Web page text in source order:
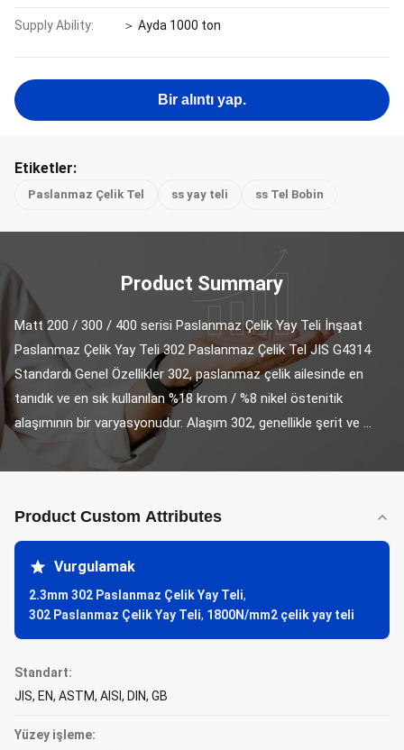
Supply Ability: ＞ Ayda 1000 ton
Bir alıntı yap.
Etiketler:
Paslanmaz Çelik Tel ss yay teli ss Tel Bobin
Product Summary
Matt 200 / 300 / 400 serisi Paslanmaz Çelik Yay Teli İnşaat
Paslanmaz Çelik Yay Teli 302 Paslanmaz Çelik Tel JIS G4314
Standardı Genel Özellikler 302, paslanmaz çelik ailesinde en
tanıdık ve en sık kullanılan %18 krom / %8 nikel östenitik
alaşımının bir varyasyonudur. Alaşım 302, genellikle şerit ve ...
Product Custom Attributes
Vurgulamak
2.3mm 302 Paslanmaz Çelik Yay Teli,
302 Paslanmaz Çelik Yay Teli, 1800N/mm2 çelik yay teli
Standart:
JIS, EN, ASTM, AISI, DIN, GB
Yüzey işleme: